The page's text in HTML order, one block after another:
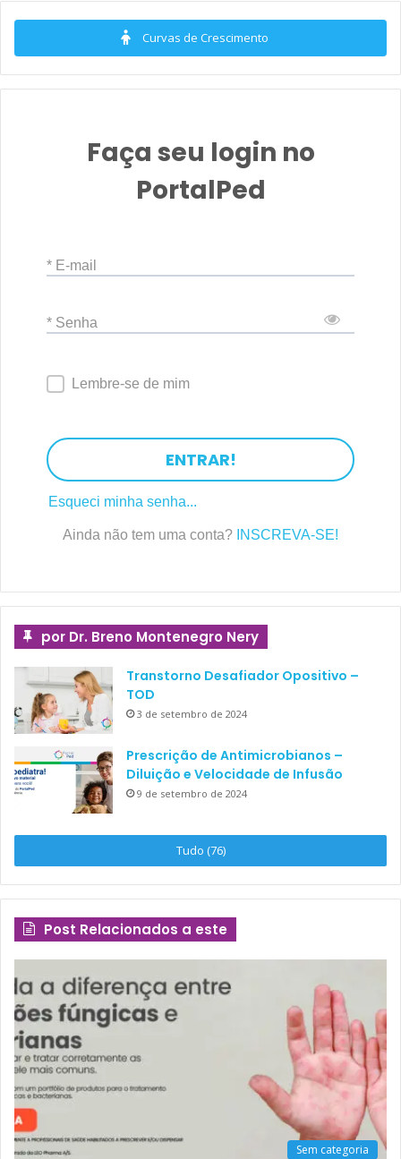
Curvas de Crescimento
Faça seu login no
PortalPed
* E-mail
* Senha
Lembre-se de mim
ENTRAR!
Esqueci minha senha...
Ainda não tem uma conta? INSCREVA-SE!
por Dr. Breno Montenegro Nery
Transtorno Desafiador Opositivo –
TOD
3 de setembro de 2024
Prescrição de Antimicrobianos –
Diluição e Velocidade de Infusão
9 de setembro de 2024
Tudo (76)
Post Relacionados a este
Sem categoria